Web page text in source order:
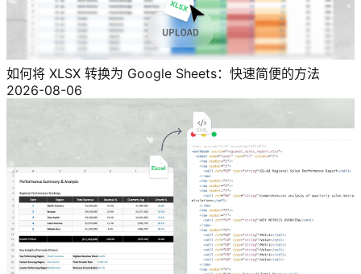
如何将 XLSX 转换为 Google Sheets：快速简便的方法
2026-08-06